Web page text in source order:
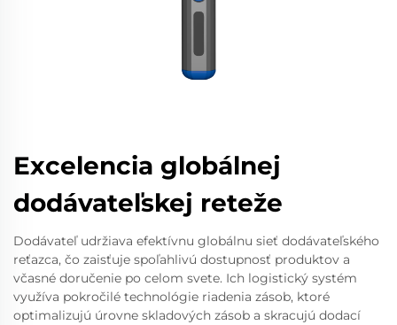
Excelencia globálnej
dodávateľskej reteže
Dodávateľ udržiava efektívnu globálnu sieť dodávateľského
reťazca, čo zaisťuje spoľahlivú dostupnosť produktov a
včasné doručenie po celom svete. Ich logistický systém
využíva pokročilé technológie riadenia zásob, ktoré
optimalizujú úrovne skladových zásob a skracujú dodací